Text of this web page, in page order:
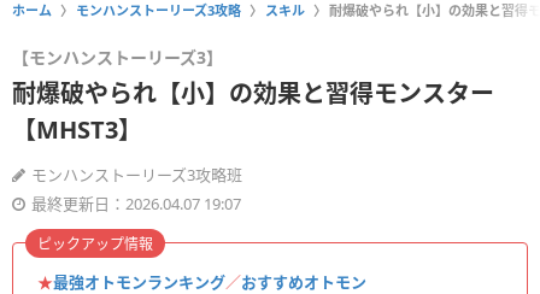
ホーム モンハンストーリーズ3攻略 スキル 耐爆破やられ【小】の効果と習得
【モンハンストーリーズ3】
耐爆破やられ【小】の効果と習得モンスター
【MHST3】
モンハンストーリーズ3攻略班
最終更新日：2026.04.07 19:07
★最強オトモンランキング／おすすめオトモン
ピックアップ情報